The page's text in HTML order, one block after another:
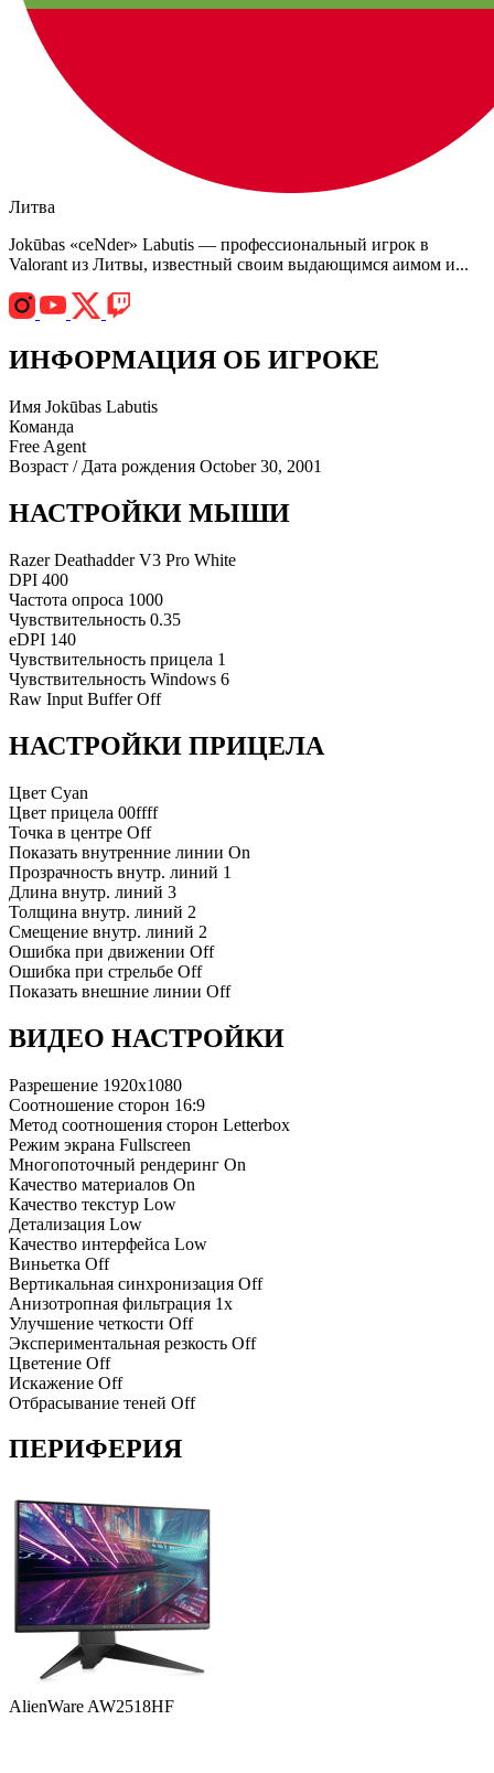
Литва
Jokūbas «ceNder» Labutis — профессиональный игрок в
Valorant из Литвы, известный своим выдающимся аимом и...
ИНФОРМАЦИЯ ОБ ИГРОКЕ
Имя Jokūbas Labutis
Команда
Free Agent
Возраст / Дата рождения October 30, 2001
НАСТРОЙКИ МЫШИ
Razer Deathadder V3 Pro White
DPI 400
Частота опроса 1000
Чувствительность 0.35
eDPI 140
Чувствительность прицела 1
Чувствительность Windows 6
Raw Input Buffer Off
НАСТРОЙКИ ПРИЦЕЛА
Цвет Cyan
Цвет прицела 00ffff
Точка в центре Off
Показать внутренние линии On
Прозрачность внутр. линий 1
Длина внутр. линий 3
Толщина внутр. линий 2
Смещение внутр. линий 2
Ошибка при движении Off
Ошибка при стрельбе Off
Показать внешние линии Off
ВИДЕО НАСТРОЙКИ
Разрешение 1920x1080
Соотношение сторон 16:9
Метод соотношения сторон Letterbox
Режим экрана Fullscreen
Многопоточный рендеринг On
Качество материалов On
Качество текстур Low
Детализация Low
Качество интерфейса Low
Виньетка Off
Вертикальная синхронизация Off
Анизотропная фильтрация 1x
Улучшение четкости Off
Экспериментальная резкость Off
Цветение Off
Искажение Off
Отбрасывание теней Off
ПЕРИФЕРИЯ
AlienWare AW2518HF